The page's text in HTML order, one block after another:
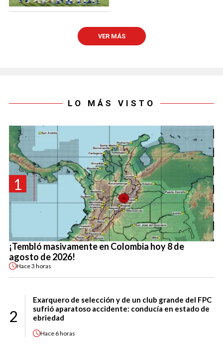
VER MÁS
LO MÁS VISTO
1
¡Tembló masivamente en Colombia hoy 8 de
agosto de 2026!
Hace3 horas
2
Exarquero de selección y de un club grande del FPC
sufrió aparatoso accidente: conducía en estado de
ebriedad
Hace 6 horas